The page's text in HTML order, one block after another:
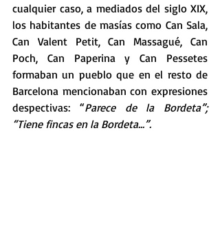
cualquier caso, a mediados del siglo XIX,
los habitantes de masías como Can Sala,
Can Valent Petit, Can Massagué, Can
Poch, Can Paperina y Can Pessetes
formaban un pueblo que en el resto de
Barcelona mencionaban con expresiones
despectivas: “Parece de la Bordeta”;
“Tiene fincas en la Bordeta...”.